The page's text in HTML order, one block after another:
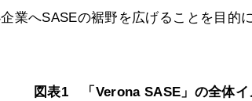
業へSASEの裾野を広げることを目的
図表1 「Verona SASE」の全体イ